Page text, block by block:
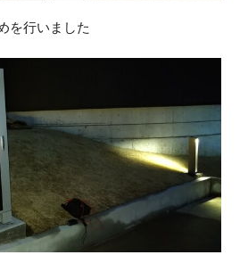
を行いました